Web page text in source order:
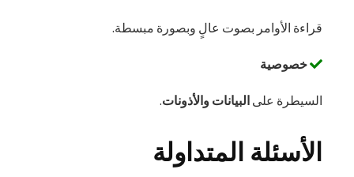
قراءة الأوامر بصوت عالٍ وبصورة مبسطة.
خصوصية
السيطرة علىالبيانات والأذونات.
الأسئلة المتداولة